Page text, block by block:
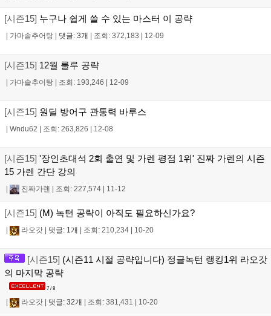
[시즌15] 누구나 쉽게 쓸 수 있는 마스터 이 공략
가마솥추어탕 댓글: 3개 조회: 372,183 12-09
[시즌15] 12월 룰루 공략
가마솥추어탕 조회: 193,246 12-09
[시즌15] 원딜 방어구 관통력 바루스
Wndu62 조회: 263,826 12-08
[시즌15] '장인초대석 2회 출연 및 가렌 평점 1위' 진짜 가렌의 시즌
15 가렌 간단 강의
진짜가렌 조회: 227,574 11-12
[시즌15] (M) 녹턴 공략이 아직도 필요하신가요?
라오갓 댓글: 1개 조회: 210,234 10-20
[시즌15] (시즌11 시절 공략입니다) 정글녹턴 랭킹1위 라오갓
의 마지막 공략
7 / 8
| 라오갓 | 댓글: 32개 | 조회: 381,431 | 10-20